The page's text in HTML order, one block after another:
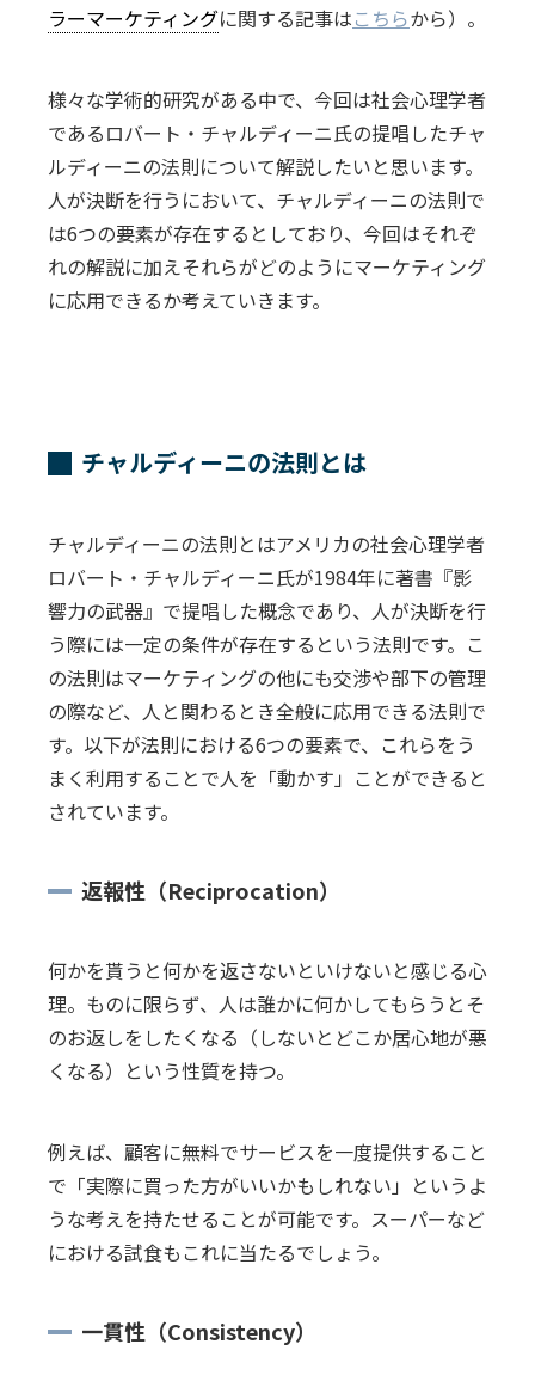
ラーマーケティングに関する記事はこちらから）。
様々な学術的研究がある中で、今回は社会心理学者
であるロバート・チャルディーニ氏の提唱したチャ
ルディーニの法則について解説したいと思います。
人が決断を行うにおいて、チャルディーニの法則で
は6つの要素が存在するとしており、今回はそれぞ
れの解説に加えそれらがどのようにマーケティング
に応用できるか考えていきます。
チャルディーニの法則とは
チャルディーニの法則とはアメリカの社会心理学者
ロバート・チャルディーニ氏が1984年に著書『影
響力の武器』で提唱した概念であり、人が決断を行
う際には一定の条件が存在するという法則です。こ
の法則はマーケティングの他にも交渉や部下の管理
の際など、人と関わるとき全般に応用できる法則で
す。以下が法則における6つの要素で、これらをう
まく利用することで人を「動かす」ことができると
されています。
返報性（Reciprocation）
何かを貰うと何かを返さないといけないと感じる心
理。ものに限らず、人は誰かに何かしてもらうとそ
のお返しをしたくなる（しないとどこか居心地が悪
くなる）という性質を持つ。
例えば、顧客に無料でサービスを一度提供すること
で「実際に買った方がいいかもしれない」というよ
うな考えを持たせることが可能です。スーパーなど
における試食もこれに当たるでしょう。
一貫性（Consistency）